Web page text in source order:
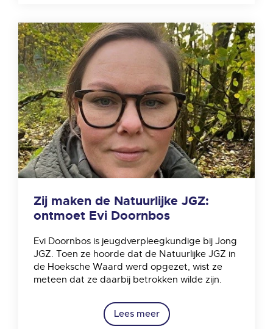
Zij maken de Natuurlijke JGZ:
ontmoet Evi Doornbos
Evi Doornbos is jeugdverpleegkundige bij Jong
JGZ. Toen ze hoorde dat de Natuurlijke JGZ in
de Hoeksche Waard werd opgezet, wist ze
meteen dat ze daarbij betrokken wilde zijn.
Lees meer